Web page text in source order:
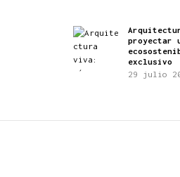
proyectar
exclusivo
29 julio